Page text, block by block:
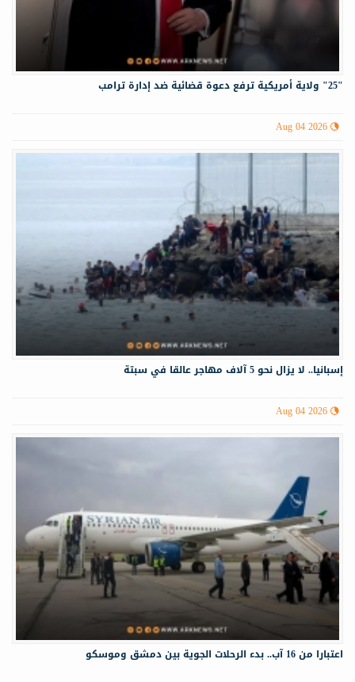
"25" ولاية أمريكية ترفع دعوة قضائية ضد إدارة ترامب
Aug 04 2026
إسبانيا.. لا يزال نحو 5 آلاف مهاجر عالقا في سبتة
Aug 04 2026
اعتبارا من 16 آب.. بدء الرحلات الجوية بين دمشق وموسكو